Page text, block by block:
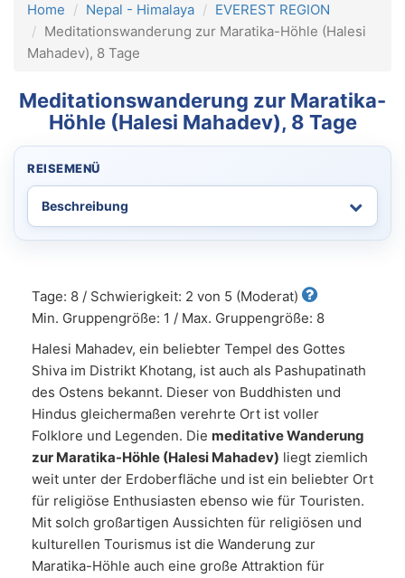
Home Nepal - Himalaya
EVEREST REGION
Meditationswanderung zur Maratika-Höhle (Halesi
Mahadev), 8 Tage
Meditationswanderung zur Maratika-
Höhle (Halesi Mahadev), 8 Tage
REISEMENÜ
Tage: 8 / Schwierigkeit: 2 von 5 (Moderat)
Min. Gruppengröße: 1 / Max. Gruppengröße: 8
Halesi Mahadev, ein beliebter Tempel des Gottes
Shiva im Distrikt Khotang, ist auch als Pashupatinath
des Ostens bekannt. Dieser von Buddhisten und
Hindus gleichermaßen verehrte Ort ist voller
Folklore und Legenden. Die meditative Wanderung
zur Maratika-Höhle (Halesi Mahadev) liegt ziemlich
weit unter der Erdoberfläche und ist ein beliebter Ort
für religiöse Enthusiasten ebenso wie für Touristen.
Mit solch großartigen Aussichten für religiösen und
kulturellen Tourismus ist die Wanderung zur
Maratika-Höhle auch eine große Attraktion für